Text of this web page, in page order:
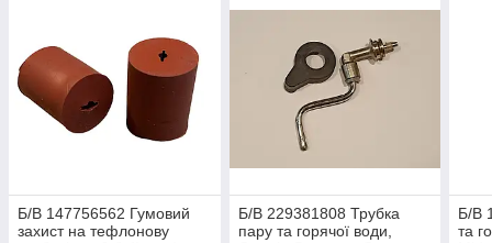
Б/В 147756562 Гумовий
захист на тефлонову
Б/В 229381808 Трубка
пару та горячої води,
Б/В
та